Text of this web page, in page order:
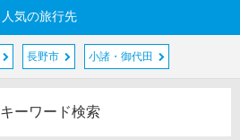
人気の旅行先
長野市 小諸・御代田
キーワード検索